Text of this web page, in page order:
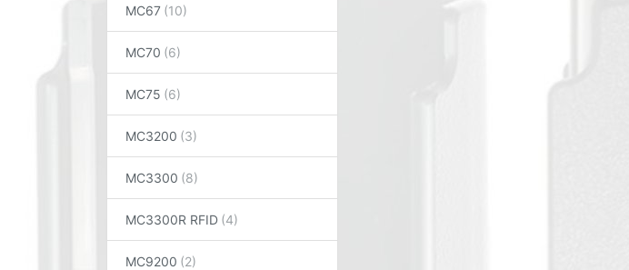
MC67
MC70
MC75
MC3200
MC3300
MC3300R RFID
MC9200